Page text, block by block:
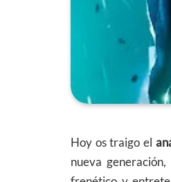
Hoy os traigo el
nueva